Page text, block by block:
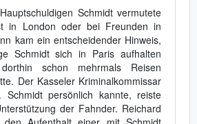
Schmidt vermutete
in London oder bei Freunden in
kam ein entscheidender Hinweis,
Schmidt sich in Paris aufhalten
schon mehrmals Reisen
Der Kasseler Kriminalkommissar
Schmidt persönlich kannte, reiste
der Fahnder. Reichard